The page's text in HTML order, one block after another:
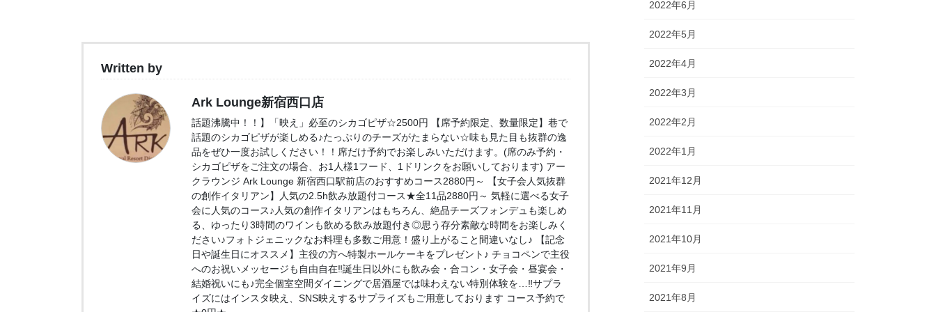
Written by
Ark Lounge新宿西口店
話題沸騰中！！】「映え」必至のシカゴピザ☆2500円 【席予約限定、数量限定】巷で
話題のシカゴピザが楽しめる♪たっぷりのチーズがたまらない☆味も見た目も抜群の逸
品をぜひ一度お試しください！！席だけ予約でお楽しみいただけます。(席のみ予約・
シカゴピザをご注文の場合、お1人様1フード、1ドリンクをお願いしております) アー
クラウンジ Ark Lounge 新宿西口駅前店のおすすめコース2880円～ 【女子会人気抜群
の創作イタリアン】人気の2.5h飲み放題付コース★全11品2880円～ 気軽に選べる女子
会に人気のコース♪人気の創作イタリアンはもちろん、絶品チーズフォンデュも楽しめ
る、ゆったり3時間のワインも飲める飲み放題付き◎思う存分素敵な時間をお楽しみく
ださい♪フォトジェニックなお料理も多数ご用意！盛り上がること間違いなし♪ 【記念
日や誕生日にオススメ】主役の方へ特製ホールケーキをプレゼント♪ チョコペンで主役
へのお祝いメッセージも自由自在‼誕生日以外にも飲み会・合コン・女子会・昼宴会・
結婚祝いにも♪完全個室空間ダイニングで居酒屋では味わえない特別体験を…‼サプラ
イズにはインスタ映え、SNS映えするサプライズもご用意しております コース予約で
2022年6月
2022年5月
2022年4月
2022年3月
2022年2月
2022年1月
2021年12月
2021年11月
2021年10月
2021年9月
2021年8月